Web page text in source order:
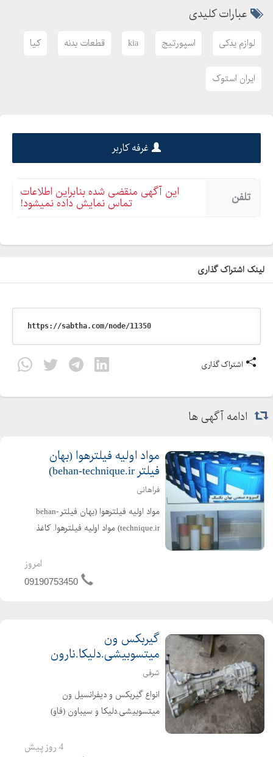
عبارات کلیدی
لوازم یدکی اسپورتیج kia قطعات بدنه کیا
ایران استوک
غرفه کاربر
تلفن این آگهی منقضی شده بنابراین اطلاعات
تماس نمایش داده نمیشود!
لینک اشتراک گذاری
اشتراک گذاری
ادامه آگهی ها
مواد اوليه فيلترهوا (بهان
فیلتر behan-technique.ir)
فراهانی
مواد اوليه فيلترهوا (بهان فیلتر behan-
technique.ir) مواد اوليه فيلترهوا. کاغذ
کنيد) کاغذ فيلتر هوا و روغن خودروهاي
سبک و سنگين در اوزان و عرضهاي
امروز
09190753450
گیربکس ون
میتسوبیشی.دلیکا.نارون
شرفی
انواع گیربکس و دیفرانسیل ون
میتسوبیشی.دلیکا و سیباون (فاو)
4 روز پیش